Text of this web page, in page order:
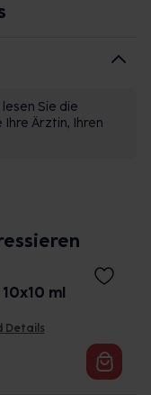
Sie die
Ärztin, Ihren
ml
Details